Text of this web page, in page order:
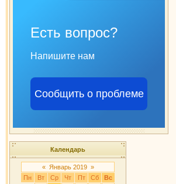
Есть вопрос?
Напишите нам
Сообщить о проблеме
Календарь
« Январь 2019 »
Пн
Вт Ср Чт Пт Сб
Вс